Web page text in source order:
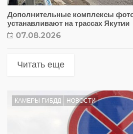
Дополнительные комплексы
устанавливают на трассах Якутии
07.08.2026
Читать еще
КАМЕРЫ ГИБДД НОВОСТИ